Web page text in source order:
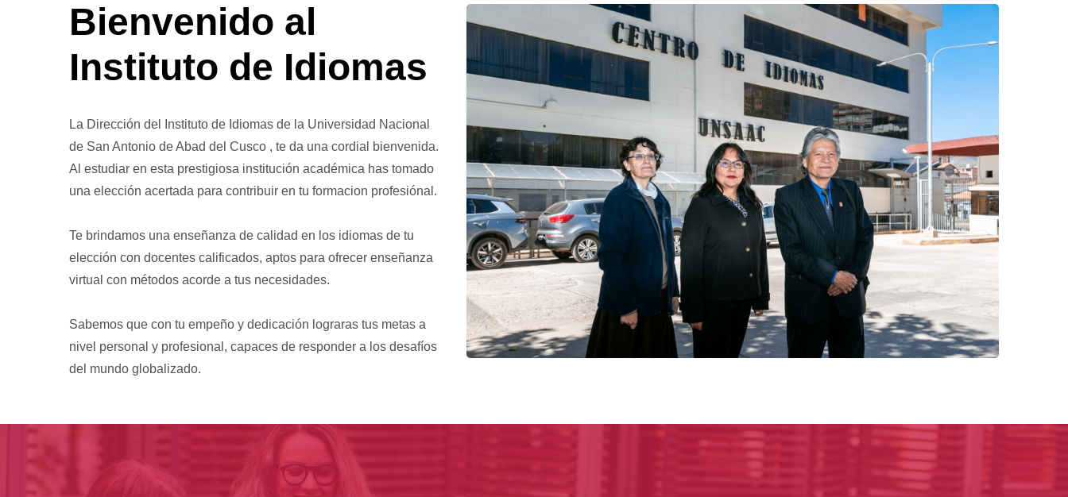
Bienvenido al
Instituto de Idiomas
La Dirección del Instituto de Idiomas de la Universidad Nacional
de San Antonio de Abad del Cusco , te da una cordial bienvenida.
Al estudiar en esta prestigiosa institución académica has tomado
una elección acertada para contribuir en tu formacion profesiónal.
Te brindamos una enseñanza de calidad en los idiomas de tu
elección con docentes calificados, aptos para ofrecer enseñanza
virtual con métodos acorde a tus necesidades.
Sabemos que con tu empeño y dedicación lograras tus metas a
nivel personal y profesional, capaces de responder a los desafíos
del mundo globalizado.